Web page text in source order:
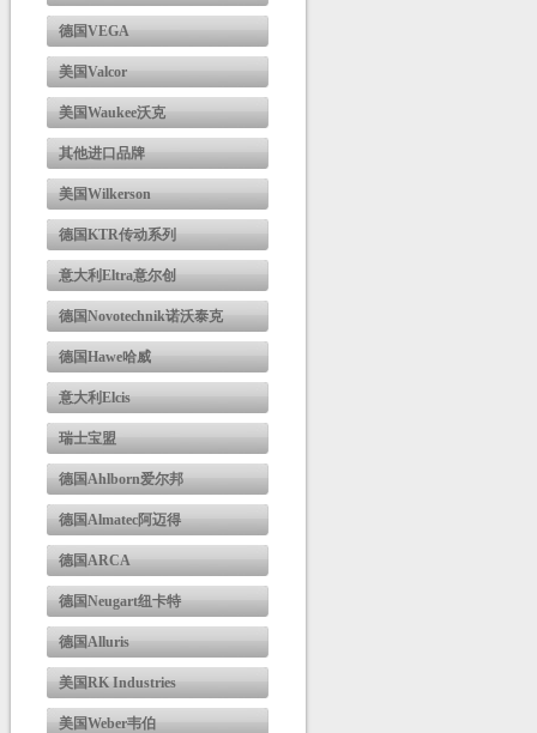
德国VEGA
美国Valcor
美国Waukee沃克
其他进口品牌
美国Wilkerson
德国KTR传动系列
意大利Eltra意尔创
德国Novotechnik诺沃泰克
德国Hawe哈威
意大利Elcis
瑞士宝盟
德国Ahlborn爱尔邦
德国Almatec阿迈得
德国ARCA
德国Neugart纽卡特
德国Alluris
美国RK Industries
美国Weber韦伯